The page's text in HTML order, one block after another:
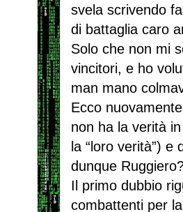
svela scrivendo
di battaglia caro
Solo che non mi
vincitori, e ho
man mano
Ecco
non ha la verità
la “loro verità”)
dunque
Il primo dubbio
combattenti per